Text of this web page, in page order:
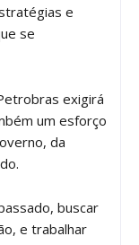
e
se
exigirá
um esforço
da
buscar
e trabalhar